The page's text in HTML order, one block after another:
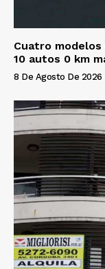
Cuatro
10 autos 0 km
8 De Agosto De 2026